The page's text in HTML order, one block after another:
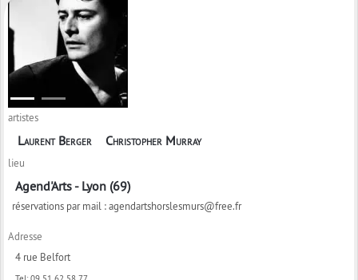
artistes
Laurent Berger Christopher Murray
lieu
Agend'Arts - Lyon (69)
réservations par mail : agendartshorslesmurs@free.fr
Adresse
4 rue Belfort